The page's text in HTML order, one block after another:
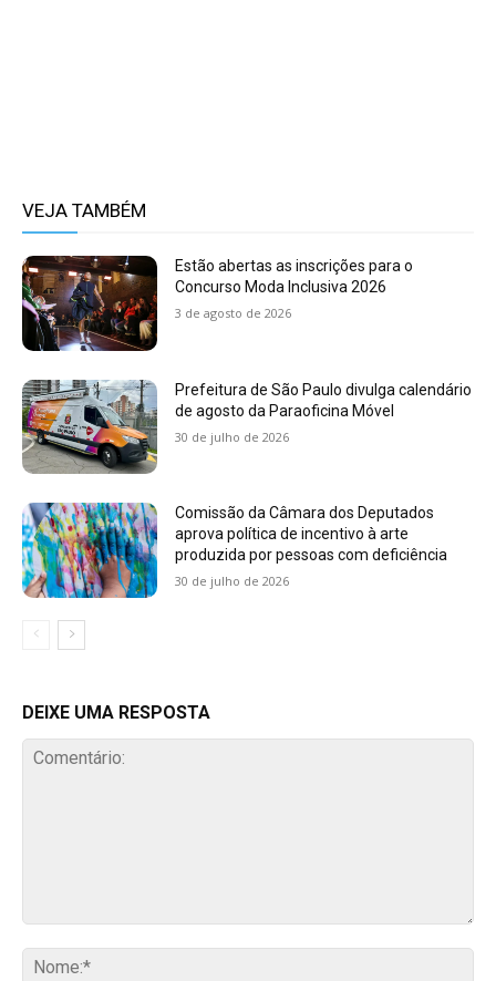
VEJA TAMBÉM
Estão abertas as inscrições para o
Concurso Moda Inclusiva 2026
3 de agosto de 2026
Prefeitura de São Paulo divulga calendário
de agosto da Paraoficina Móvel
30 de julho de 2026
Comissão da Câmara dos Deputados
aprova política de incentivo à arte
produzida por pessoas com deficiência
30 de julho de 2026
DEIXE UMA RESPOSTA